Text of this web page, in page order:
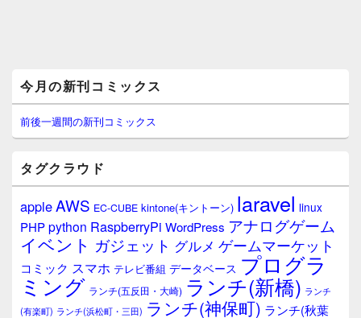
イ
ン
サ
イ
ウ
ィ
ジ
ェ
ア
今月の新刊コミックス
前後一週間の新刊コミックス
タグクラウド
appleAWS EC-CUBE kintone(キントーン) laravel linux
PHPpython RaspberryPi WordPress アナログゲーム
イベント ガジェット グルメ ゲームマーケット
コミック スマホ テレビ番組 データベース プログラ
ミング ランチ(五反田・大崎) ランチ(新橋) ランチ
(有楽町) ランチ(浜松町・三田) ランチ(神保町) ランチ(秋葉